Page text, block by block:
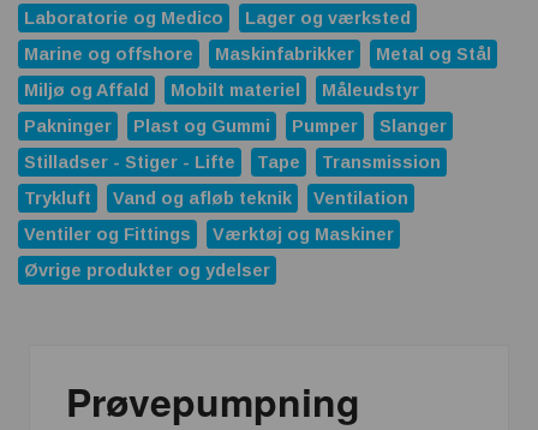
Laboratorie og Medico
Lager og værksted
Marine og offshore
Maskinfabrikker
Metal og Stål
Miljø og Affald
Mobilt materiel
Måleudstyr
Pakninger
Plast og Gummi Pumper
Slanger
Stilladser - Stiger - Lifte
Tape
Transmission
Trykluft
Vand og afløb teknik
Ventilation
Ventiler og Fittings
Værktøj og Maskiner
Øvrige produkter og ydelser
Prøvepumpning